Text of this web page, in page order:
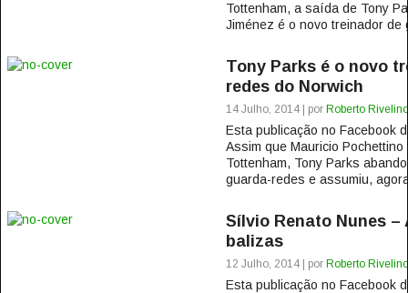
Tottenham, a saída de Tony
Jiménez é o novo treinador de
Tony Parks é o novo
redes do Norwich
14 Julho, 2014 | por Roberto Rivelino
Esta publicação no Facebook
Assim que Mauricio
Tottenham, Tony Parks
guarda-redes e assumiu,
Sílvio Renato Nunes –
balizas
12 Julho, 2014 | por Roberto Rivelino
Esta publicação no Facebook